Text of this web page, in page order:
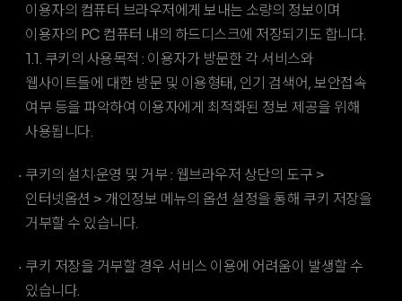
이용자의 컴퓨터 브라우저에게 보내는 소량의 정보이며
이용자의 PC 컴퓨터 내의 하드디스크에 저장되기도 합니다.
1.1. 쿠키의 사용목적 : 이용자가 방문한 각 서비스와
웹사이트들에 대한 방문 및 이용형태, 인기 검색어, 보안접속
여부 등을 파악하여 이용자에게 최적화된 정보 제공을 위해
사용됩니다.
쿠키의 설치·운영 및 거부 : 웹브라우저 상단의 도구 >
인터넷옵션 > 개인정보 메뉴의 옵션 설정을 통해 쿠키 저장을
거부할 수 있습니다.
쿠키 저장을 거부할 경우 서비스 이용에 어려움이 발생할 수
있습니다.